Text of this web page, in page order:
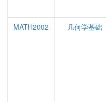
MATH2002
几何学基础